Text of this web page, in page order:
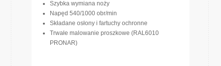
Szybka wymiana noży
Napęd 540/1000 obr/min
Składane osłony i fartuchy ochronne
Trwałe malowanie proszkowe (RAL6010
PRONAR)